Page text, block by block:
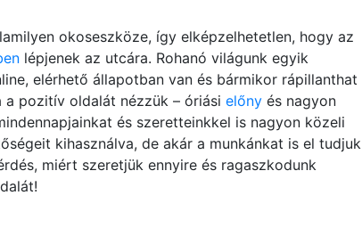
okoseszköze, így elképzelhetetlen, hogy az
lépjenek az utcára. Rohanó világunk egyik
elérhető állapotban van és bármikor rápillanthat
pozitív oldalát nézzük – óriási előny és nagyon
és szeretteinkkel is nagyon közeli
kihasználva, de akár a munkánkat is el tudjuk
miért szeretjük ennyire és ragaszkodunk